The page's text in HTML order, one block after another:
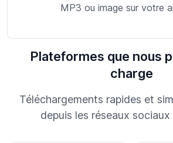
MP3 ou image sur votre
Plateformes que nous
charge
Téléchargements rapides et
depuis les réseaux sociaux